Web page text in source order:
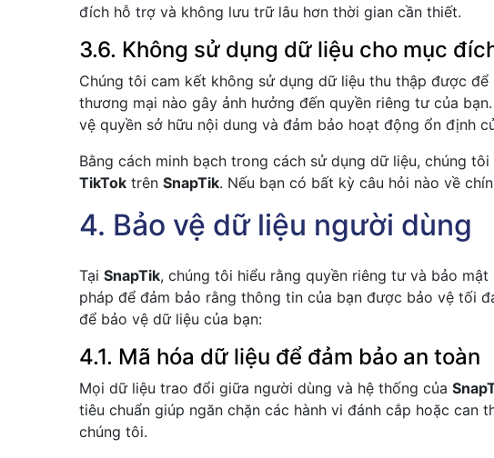
đích hỗ trợ và không lưu trữ lâu hơn thời gian cần thiết.
3.6. Không sử dụng dữ liệu cho mục
Chúng tôi cam kết không sử dụng dữ liệu thu thập được
thương mại nào gây ảnh hưởng đến quyền riêng tư của
vệ quyền sở hữu nội dung và đảm bảo hoạt động ổn định
Bằng cách minh bạch trong cách sử dụng dữ liệu, chúng
TikTok trên SnapTik. Nếu bạn có bất kỳ câu hỏi nào về
4. Bảo vệ dữ liệu người dùng
Tại SnapTik, chúng tôi hiểu rằng quyền riêng tư và bảo
pháp để đảm bảo rằng thông tin của bạn được bảo vệ tối
để bảo vệ dữ liệu của bạn:
4.1. Mã hóa dữ liệu để đảm bảo an toàn
Mọi dữ liệu trao đổi giữa người dùng và hệ thống của
tiêu chuẩn giúp ngăn chặn các hành vi đánh cắp hoặc can
chúng tôi.